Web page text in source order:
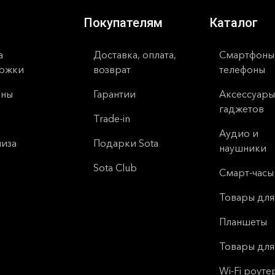
Покупателям
Доставка, оплата,
возврат
Гарантии
Trade-in
Подарки Sota
Sota Club
Каталог
телефоны
гаджетов
Аудио и
наушники
Смарт-часы
Товары
Планшеты
Товары для
Wi-Fi